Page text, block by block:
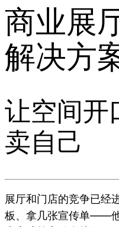
商业展
解决方
让空间开
卖自己
展厅和门店的竞争已经
板、拿几张宣传单——